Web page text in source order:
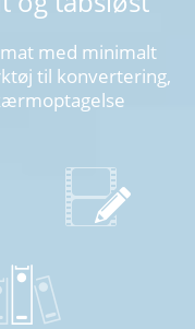
med minimalt
til konvertering,